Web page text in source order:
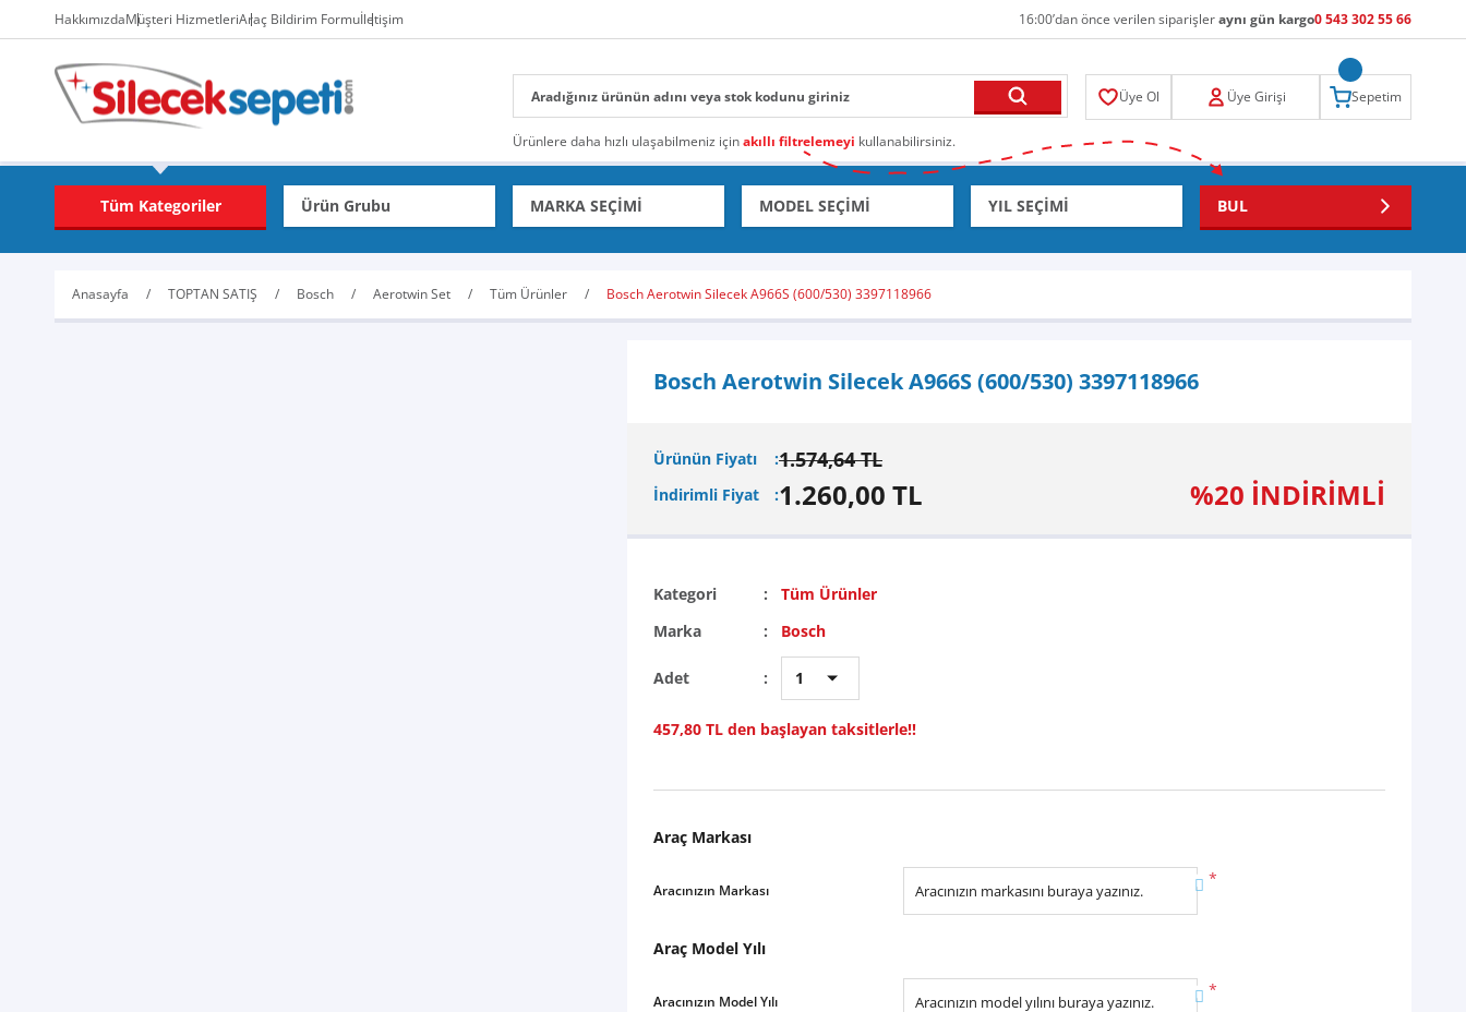
HakkımızdaMüşteri HizmetleriAraç Bildirim Formuİletişim 16:00’dan önce verilen siparişleraynı gün kargo0 543 302 55 66
Ürünlere daha hızlı ulaşabilmeniz içinakıllı filtrelemeyi kullanabilirsiniz.
Üye Ol Üye Girişi Sepetim
Tüm Kategoriler BUL
Anasayfa TOPTAN SATIŞ Bosch Aerotwin Set Tüm Ürünler Bosch Aerotwin Silecek A966S (600/530) 3397118966
Bosch Aerotwin Silecek A966S (600/530) 3397118966
Ürünün Fiyatı 1.574,64 TL
İndirimli Fiyat 1.260,00 TL %20 İNDİRİMLİ
Kategori
Tüm Ürünler
Marka
Bosch
Adet
457,80 TL den başlayan taksitlerle!!
Araç Markası
Aracınızın Markası
*
Araç Model Yılı
Aracınızın Model Yılı
*